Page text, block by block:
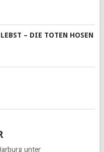
– DIE TOTEN HOSEN
unter